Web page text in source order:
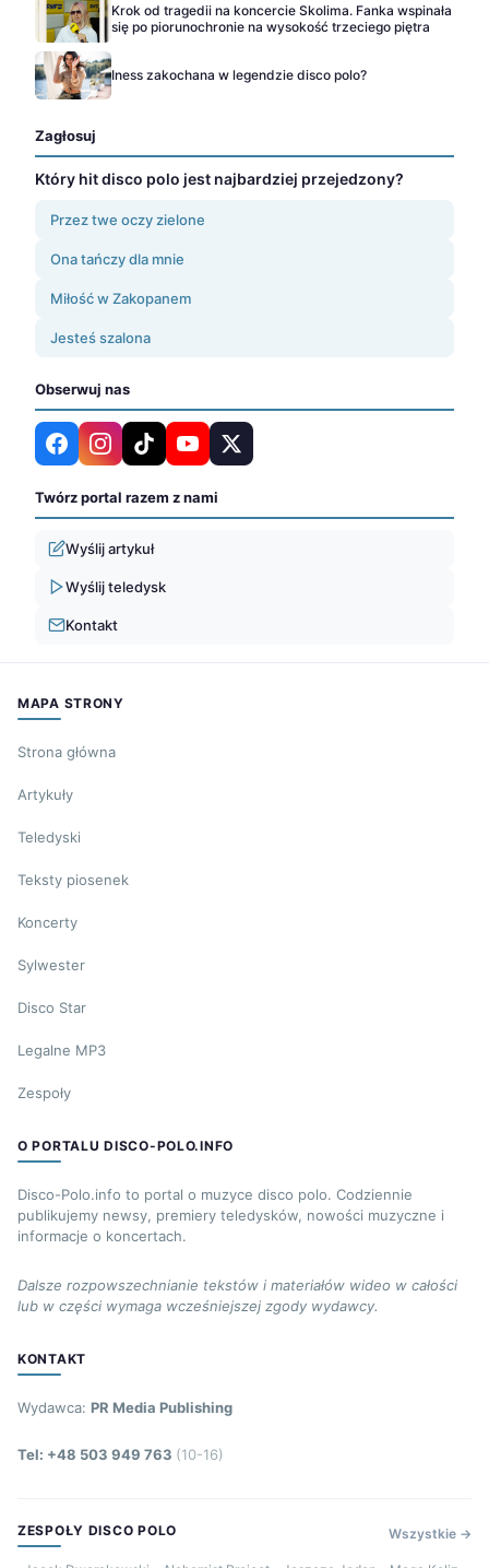
Krok od tragedii na koncercie Skolima. Fanka wspinała
się po piorunochronie na wysokość trzeciego piętra
Iness zakochana w legendzie disco polo?
Zagłosuj
Który hit disco polo jest najbardziej przejedzony?
Przez twe oczy zielone
Ona tańczy dla mnie
Miłość w Zakopanem
Jesteś szalona
Obserwuj nas
Twórz portal razem z nami
Wyślij artykuł
Wyślij teledysk
Kontakt
MAPA STRONY
Strona główna
Artykuły
Teledyski
Teksty piosenek
Koncerty
Sylwester
Disco Star
Legalne MP3
Zespoły
O PORTALU DISCO-POLO.INFO
Disco-Polo.info to portal o muzyce disco polo. Codziennie
publikujemy newsy, premiery teledysków, nowości muzyczne i
informacje o koncertach.
Dalsze rozpowszechnianie tekstów i materiałów wideo w całości
lub w części wymaga wcześniejszej zgody wydawcy.
KONTAKT
Wydawca: PR Media Publishing
Tel: +48 503 949 763 (10-16)
ZESPOŁY DISCO POLO Wszystkie →